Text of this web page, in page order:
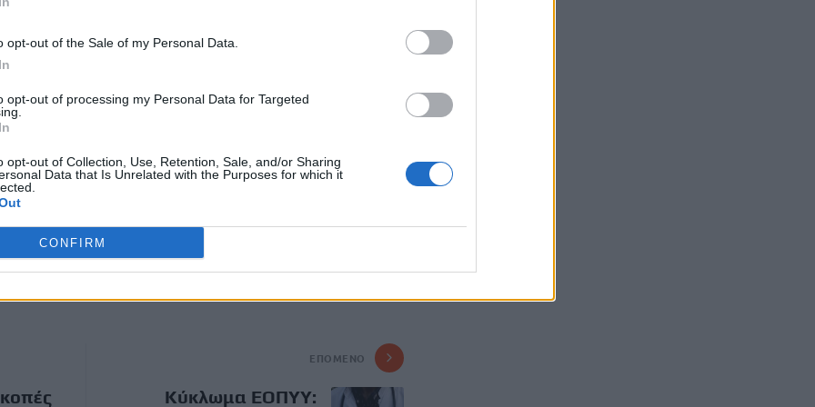
opt-out of the Sale of my Personal Data.
opt-out of processing my Personal Data for Targeted
opt-out of Collection, Use, Retention, Sale, and/or Sharing
Data that Is Unrelated with the Purposes for which it
CONFIRM
με οποιονδήποτε φορέα για να το κάνουμε αυτό
ήταν ο αρχαιολογικός χώρος της Ερέτριας.
υπουργό Πολιτισμού Λίνα Μςνδώνη και έγινε δεκτός
Η επίσκεψή του πρωθυπουργού ξεκίνησε από τον
ξεναγήθηκε και ενημερώθηκε για τα σημαντικά
τις παρεμβάσεις που προγραμματίζονται για την
θα είναι το εργοστάσιο της ΑΓΕΤ Ηρακλής στο
θεμελίωσης του καινοτόμου έργου δέσμευσης και
συνολικού ύψους 300 εκατομμυρίων ευρώ.
ΕΠΌΜΕΝΟ
Κύκλωμα ΕΟΠΥΥ: